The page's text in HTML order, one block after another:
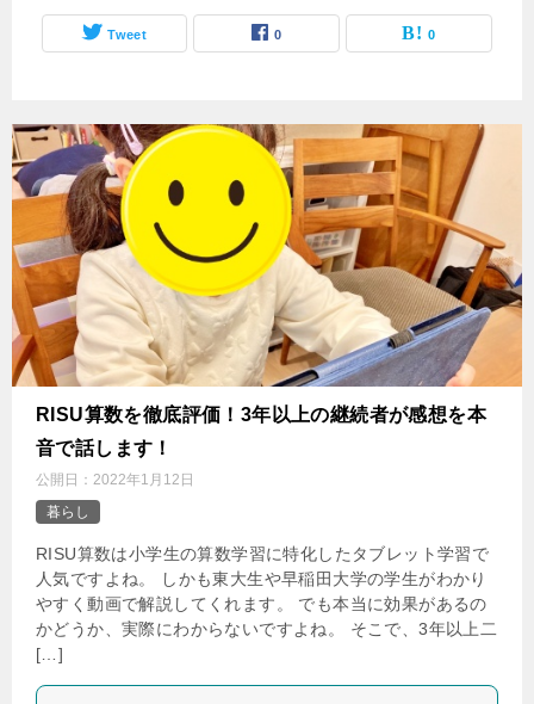
Tweet 0 0
RISU算数を徹底評価！‌3年以上の継続者が感想を本
音で話します！
公開日： 2022年1月12日
暮らし
RISU算数は小学生の算数学習に特化したタブレット学習で
人気ですよね。 しかも東大生や早稲田大学の学生がわかり
やすく動画で解説してくれます。 でも本当に効果があるの
かどうか、実際にわからないですよね。 そこで、3年以上二
[…]